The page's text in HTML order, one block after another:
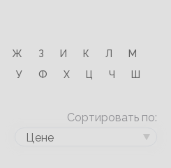
Ж З И К Л
М
У Ф Х Ц Ч
Ш
Сортировать по:
Цене